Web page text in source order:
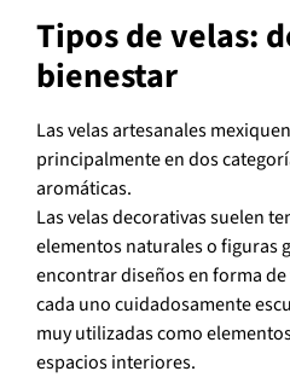
Tipos de velas:
bienestar
Las velas artesanales
principalmente en dos
aromáticas.
Las velas decorativas suelen
elementos naturales o figuras
encontrar diseños en forma
cada uno cuidadosamente
muy utilizadas como
espacios interiores.